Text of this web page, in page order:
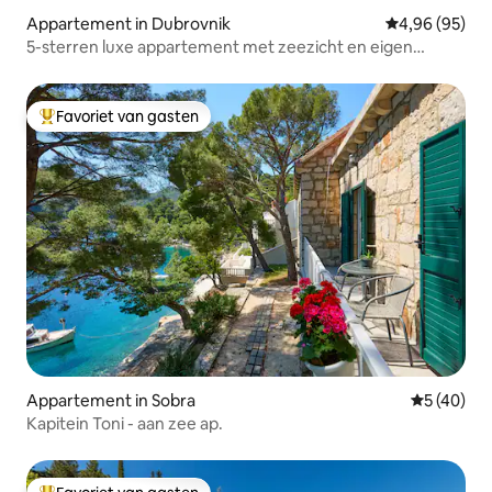
Appartement in Dubrovnik Gemiddelde
4,96 (95)
5-sterren luxe appartement met zeezicht en eigen
Topfavoriet van gasten
Favoriet van gasten
Appartement in Sobra
5 (40)
Kapitein Toni - aan zee ap.